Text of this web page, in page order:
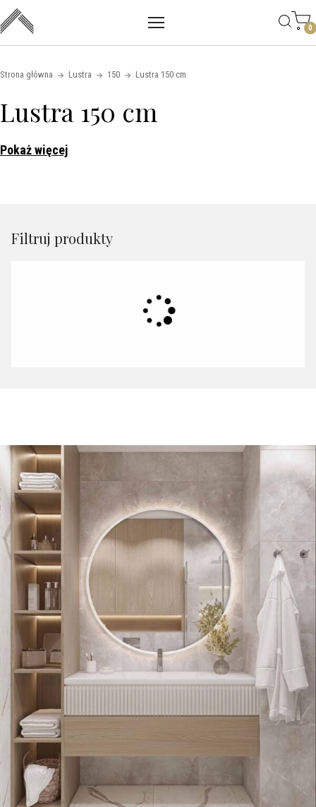
Skip to content
Main mobile navigation
0
Strona główna Lustra 150 Lustra 150 cm
Lustra 150 cm
Pokaż więcej
Filtruj produkty